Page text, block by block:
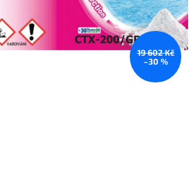
19 602 Kč
–30 %